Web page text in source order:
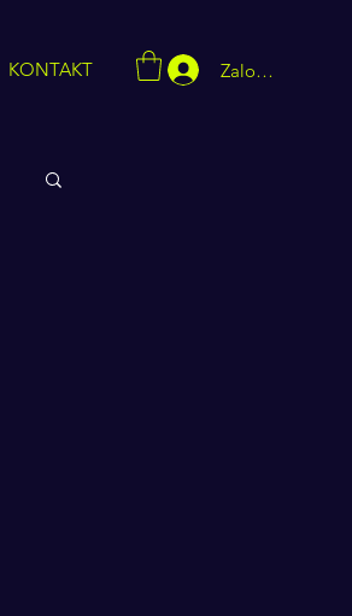
KONTAKT Zaloguj się